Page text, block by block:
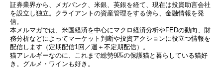
証券業界から、メガバンク、米銀、英銀を経て、現在は投資助言会社
を設立し独立。クライアントの資産管理をする傍ら、金融情報を発
信。
本メルマガでは、米国経済を中心にマクロ経済分析やFEDの動向、財
務分析などによってマーケット判断や投資アクションに役立つ情報を
配信します（定期配信1回／週＋不定期配信）。
猫アレルギーなのに、これまで総勢9匹の保護猫と暮らしている猫好
き。グルメ・ワインも好き。